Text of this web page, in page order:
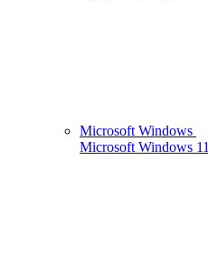
Microsoft Windows
Microsoft Windows 11